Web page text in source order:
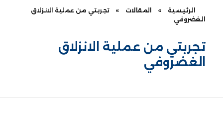
الرئيسية » المقالات »
تجربتي من عملية الانزلاق
الغضروفي
تجربتي من عملية الانزلاق
الغضروفي